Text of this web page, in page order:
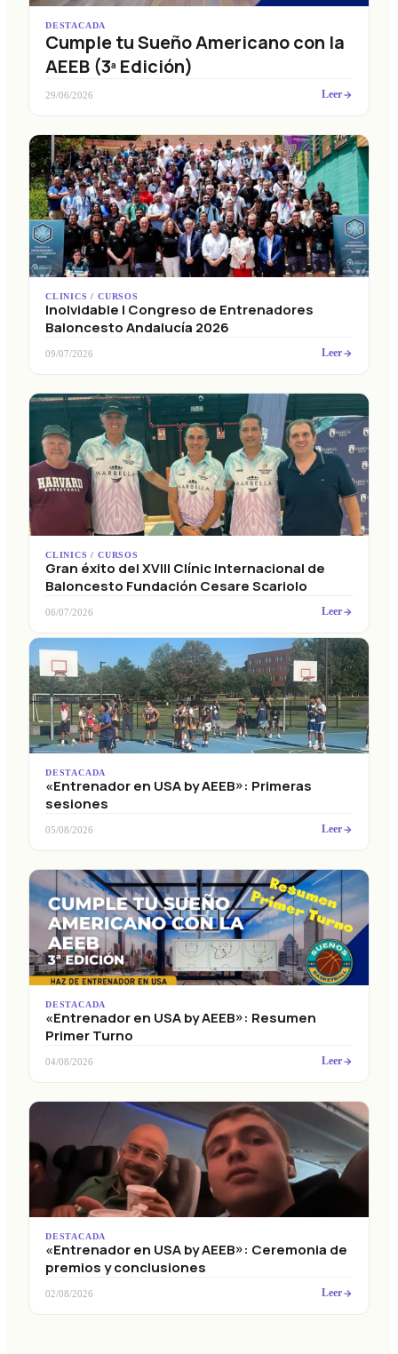
DESTACADA
Cumple tu Sueño Americano con la
AEEB (3ª Edición)
29/06/2026 Leer
CLINICS / CURSOS
Inolvidable I Congreso de Entrenadores
Baloncesto Andalucía 2026
09/07/2026 Leer
CLINICS / CURSOS
Gran éxito del XVIII Clínic Internacional de
Baloncesto Fundación Cesare Scariolo
06/07/2026 Leer
DESTACADA
«Entrenador en USA by AEEB»: Primeras
sesiones
05/08/2026 Leer
DESTACADA
«Entrenador en USA by AEEB»: Resumen
Primer Turno
04/08/2026 Leer
DESTACADA
«Entrenador en USA by AEEB»: Ceremonia de
premios y conclusiones
02/08/2026 Leer